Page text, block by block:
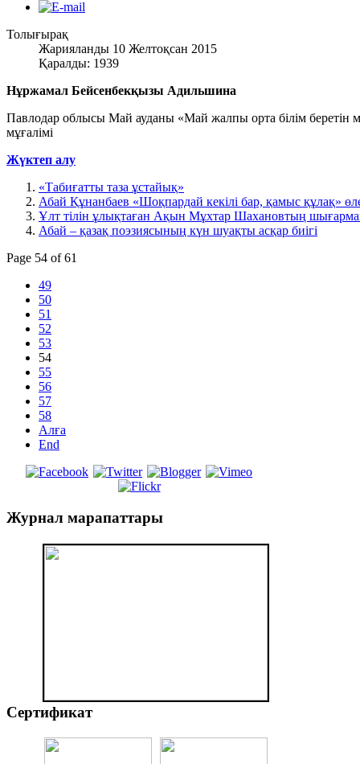
Толығырақ
Жарияланды 10 Желтоқсан 2015
Қаралды: 1939
Нұржамал Бейсенбекқызы Адильшина
Павлодар облысы Май ауданы «Май жалпы орта білім беретін
мұғалімі
Жүктеп алу
«Табиғатты таза ұстайық»
Абай Құнанбаев «Шоқпардай кекілі бар, қамыс құлақ»
Ұлт тілін ұлықтаған Ақын Мұхтар Шахановтың
Абай – қазақ поэзиясының күн шуақты асқар биігі
Page 54 of 61
49
50
51
52
53
54
55
56
57
58
Алға
End
Журнал марапаттары
Сертификат